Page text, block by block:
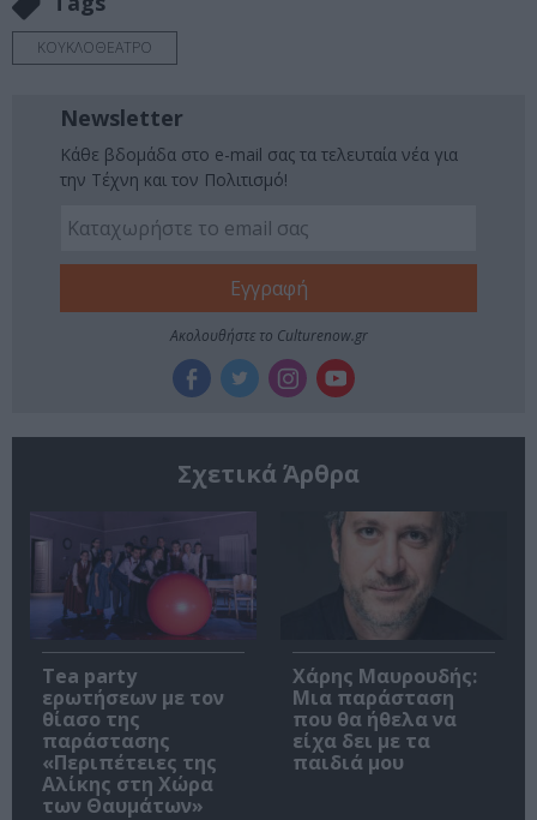
ΚΟΥΚΛΟΘΕΑΤΡΟ
Newsletter
Κάθε βδομάδα στο e-mail σας τα τελευταία νέα για
την Τέχνη και τον Πολιτισμό!
Ακολουθήστε το Culturenow.gr
Σχετικά Άρθρα
Tea party
ερωτήσεων με τον
θίασο της
παράστασης
«Περιπέτειες της
Αλίκης στη Χώρα
των Θαυμάτων»
Χάρης Μαυρουδής:
Μια παράσταση
που θα ήθελα να
είχα δει με τα
παιδιά μου